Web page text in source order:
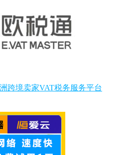
跨境卖家VAT税务服务平台